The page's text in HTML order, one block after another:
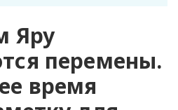
Яру
перемены.
время